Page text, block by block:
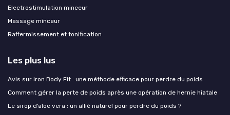
Electrostimulation minceur
Massage minceur
Raffermissement et tonification
Les plus lus
Avis sur Iron Body Fit : une méthode efficace pour perdre du poids
Comment gérer la perte de poids après une opération de hernie hiatale
Le sirop d’aloe vera : un allié naturel pour perdre du poids ?